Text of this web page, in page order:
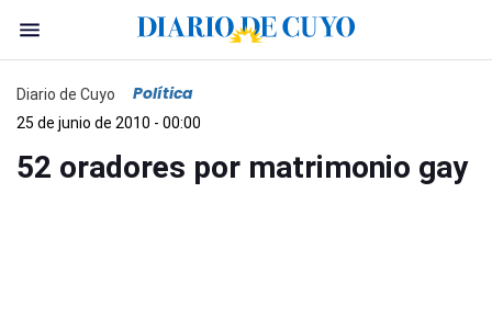
Diario de Cuyo Política
25 de junio de 2010 - 00:00
52 oradores por matrimonio gay